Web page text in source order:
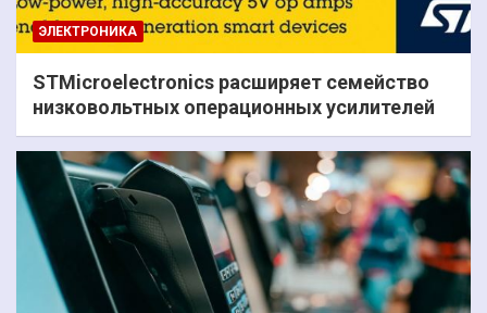
ЭЛЕКТРОНИКА
STMicroelectronics расширяет семейство
низковольтных операционных усилителей